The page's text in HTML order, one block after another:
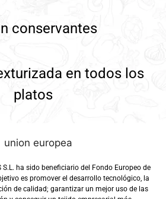
conservantes
en todos los
platos
S.L. ha sido beneficiario del Fondo Europeo de
es promover el desarrollo tecnológico, la
de calidad; garantizar un mejor uso de las